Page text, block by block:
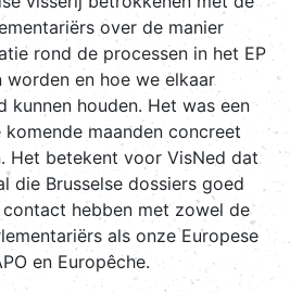
over de manier
rond de processen in het EP
worden en hoe we elkaar
kunnen houden. Het was een
maanden concreet
Het betekent voor VisNed dat
die Brusselse dossiers goed
hebben met zowel de
als onze Europese
en Europêche.